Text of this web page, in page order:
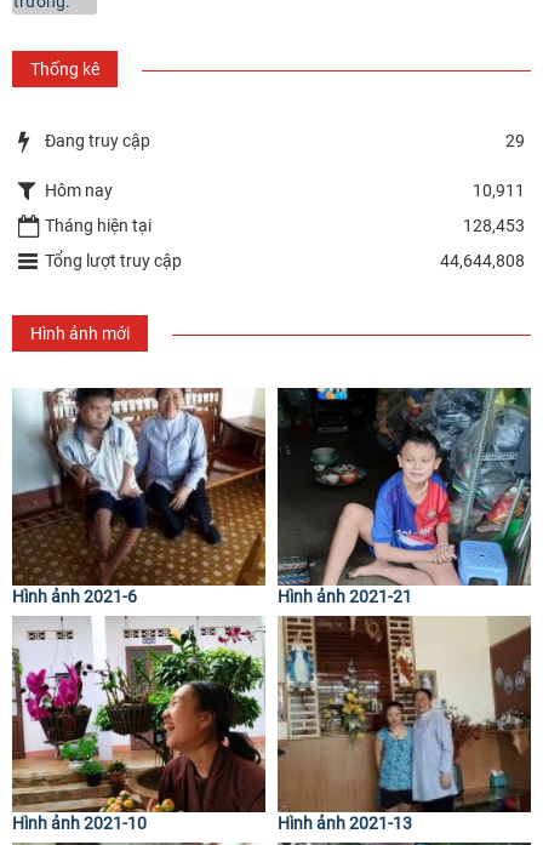
Thống kê
Đang truy cập 29
Hôm nay
10,911
Tháng hiện tại
128,453
Tổng lượt truy cập
44,644,808
Hình ảnh mới
Hình ảnh 2021-6 Hình ảnh 2021-21
Hình ảnh 2021-10 Hình ảnh 2021-13